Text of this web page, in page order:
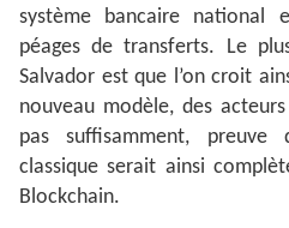
système bancaire national
péages de transferts. Le
Salvador est que l’on croit
nouveau modèle, des
pas suffisamment,
classique serait ainsi
Blockchain.